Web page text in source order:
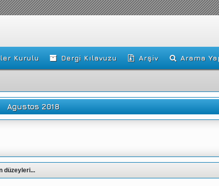
Kurulu Dergi Kılavuzu Arşiv Arama
Agustos 2018
düzeyleri...